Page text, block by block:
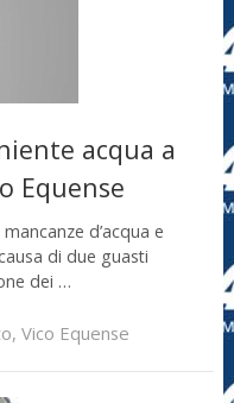
acqua a
Equense
d’acqua e
di due guasti
dei …
, Vico Equense